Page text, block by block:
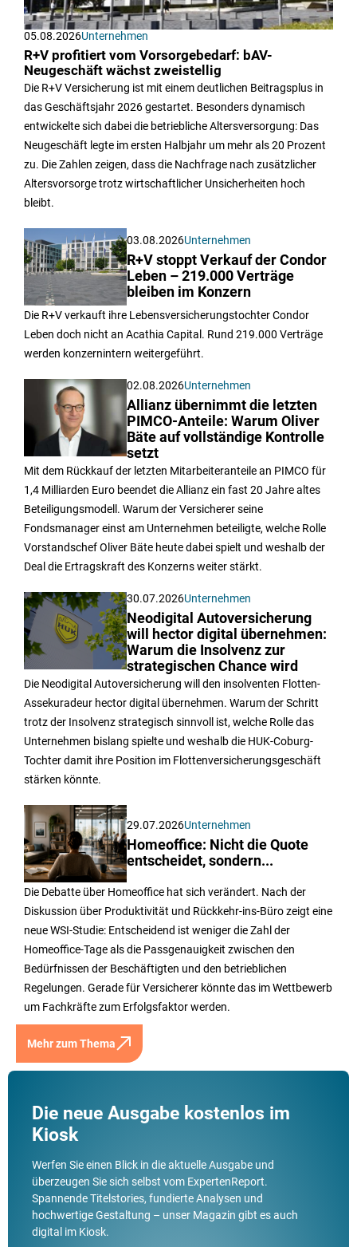
05.08.2026Unternehmen
R+V profitiert vom Vorsorgebedarf: bAV-
Neugeschäft wächst zweistellig
Die R+V Versicherung ist mit einem deutlichen Beitragsplus in
das Geschäftsjahr 2026 gestartet. Besonders dynamisch
entwickelte sich dabei die betriebliche Altersversorgung: Das
Neugeschäft legte im ersten Halbjahr um mehr als 20 Prozent
zu. Die Zahlen zeigen, dass die Nachfrage nach zusätzlicher
Altersvorsorge trotz wirtschaftlicher Unsicherheiten hoch
bleibt.
03.08.2026Unternehmen
R+V stoppt Verkauf der Condor
Leben – 219.000 Verträge
bleiben im Konzern
Die R+V verkauft ihre Lebensversicherungstochter Condor
Leben doch nicht an Acathia Capital. Rund 219.000 Verträge
werden konzernintern weitergeführt.
02.08.2026Unternehmen
Allianz übernimmt die letzten
PIMCO-Anteile: Warum Oliver
Bäte auf vollständige Kontrolle
setzt
Mit dem Rückkauf der letzten Mitarbeiteranteile an PIMCO für
1,4 Milliarden Euro beendet die Allianz ein fast 20 Jahre altes
Beteiligungsmodell. Warum der Versicherer seine
Fondsmanager einst am Unternehmen beteiligte, welche Rolle
Vorstandschef Oliver Bäte heute dabei spielt und weshalb der
Deal die Ertragskraft des Konzerns weiter stärkt.
30.07.2026Unternehmen
Neodigital Autoversicherung
will hector digital übernehmen:
Warum die Insolvenz zur
strategischen Chance wird
Die Neodigital Autoversicherung will den insolventen Flotten-
Assekuradeur hector digital übernehmen. Warum der Schritt
trotz der Insolvenz strategisch sinnvoll ist, welche Rolle das
Unternehmen bislang spielte und weshalb die HUK-Coburg-
Tochter damit ihre Position im Flottenversicherungsgeschäft
stärken könnte.
29.07.2026Unternehmen
Homeoffice: Nicht die Quote
entscheidet, sondern...
Die Debatte über Homeoffice hat sich verändert. Nach der
Diskussion über Produktivität und Rückkehr-ins-Büro zeigt eine
neue WSI-Studie: Entscheidend ist weniger die Zahl der
Homeoffice-Tage als die Passgenauigkeit zwischen den
Bedürfnissen der Beschäftigten und den betrieblichen
Regelungen. Gerade für Versicherer könnte das im Wettbewerb
um Fachkräfte zum Erfolgsfaktor werden.
Mehr zum Thema
Die neue Ausgabe kostenlos im
Kiosk
Werfen Sie einen Blick in die aktuelle Ausgabe und
überzeugen Sie sich selbst vom ExpertenReport.
Spannende Titelstories, fundierte Analysen und
hochwertige Gestaltung – unser Magazin gibt es auch
digital im Kiosk.